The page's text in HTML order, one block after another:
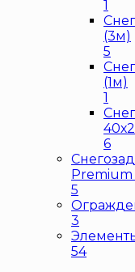
1
(3м)
5
(1м)
1
6
Premium
5
3
54